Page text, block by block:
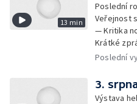
13 min
Poslední
Veřejnost
— Kritika
Krátké
mostu —
neslyšící
Poslední
3.
Výstava